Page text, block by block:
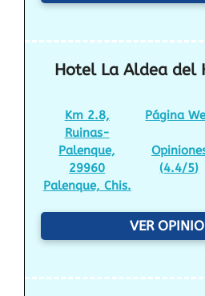
Hotel La Aldea del
Km 2.8,
Ruinas-
Palenque,
29960
Palenque, Chis.
Página
(4.4/5)
VER